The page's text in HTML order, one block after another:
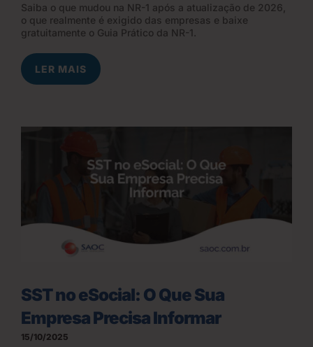
Saiba o que mudou na NR-1 após a atualização de 2026,
o que realmente é exigido das empresas e baixe
gratuitamente o Guia Prático da NR-1.
LER MAIS
SST no eSocial: O Que Sua
Empresa Precisa Informar
15/10/2025